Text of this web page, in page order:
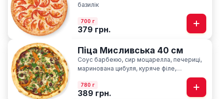
базилік
700 г
379 грн.
Піца Мисливська 40 см
Соус барбекю, сир моцарелла, печериці,
маринована цибуля, куряче філе,
мисливські ковбаски, ароматна петрушка
780 г
389 грн.